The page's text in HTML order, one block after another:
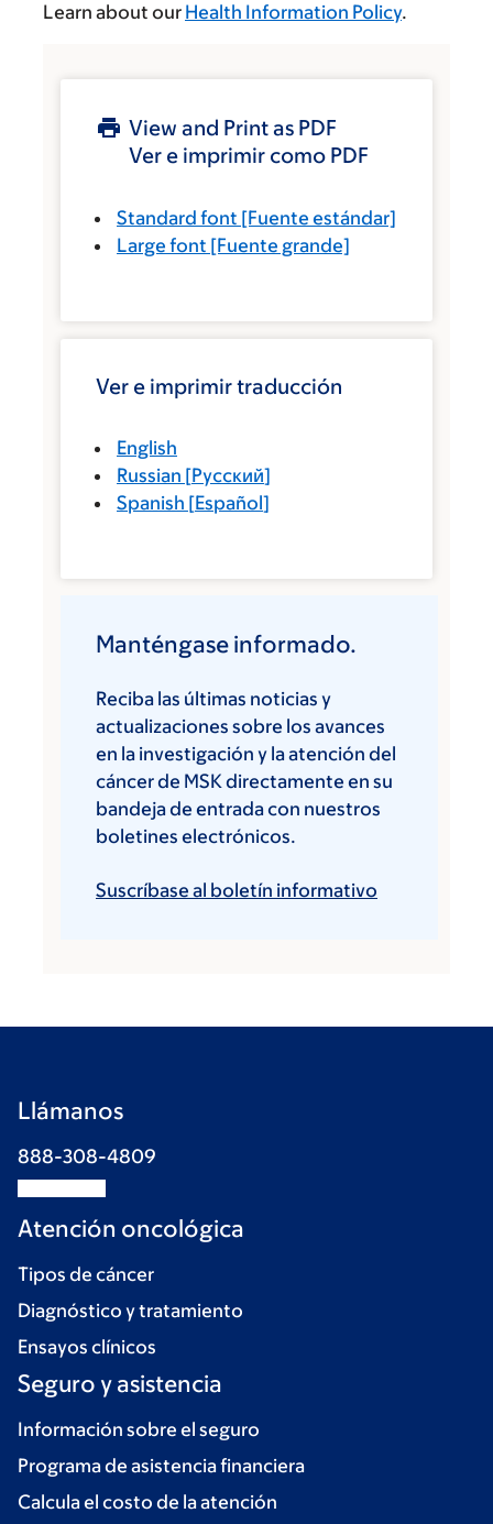
Learn about our Health Information Policy.
View and Print as PDF
Ver e imprimir como PDF
Standard font [Fuente estándar]
Large font [Fuente grande]
Ver e imprimir traducción
English
Russian [Русский]
Spanish [Español]
Manténgase informado.
Reciba las últimas noticias y
actualizaciones sobre los avances
en la investigación y la atención del
cáncer de MSK directamente en su
bandeja de entrada con nuestros
boletines electrónicos.
Suscríbase al boletín informativo
Llámanos
888-308-4809
Atención oncológica
Tipos de cáncer
Diagnóstico y tratamiento
Ensayos clínicos
Seguro y asistencia
Información sobre el seguro
Programa de asistencia financiera
Calcula el costo de la atención